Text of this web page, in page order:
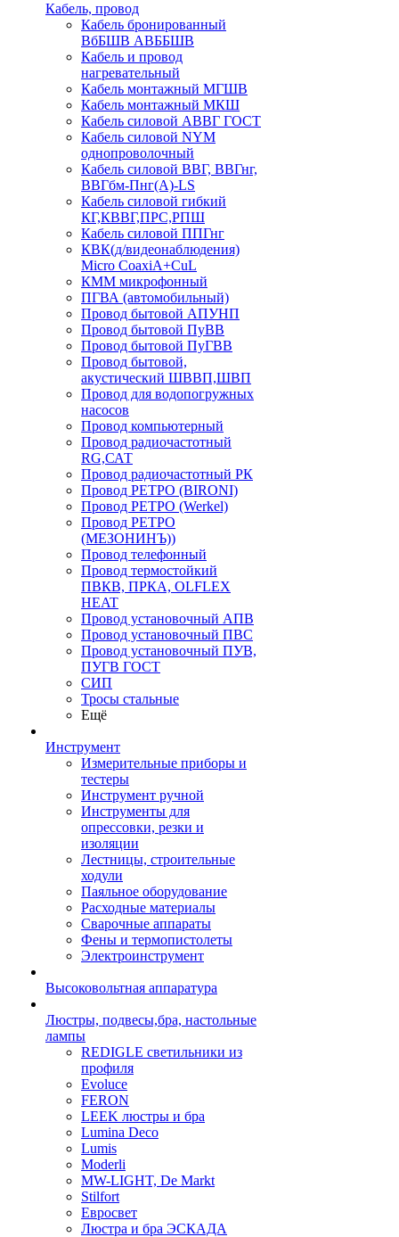
Кабель, провод
Кабель бронированный
ВбБШВ АВББШВ
Кабель и провод
нагревательный
Кабель монтажный МГШВ
Кабель монтажный МКШ
Кабель силовой АВВГ ГОСТ
Кабель силовой NYM
однопроволочный
Кабель силовой ВВГ, ВВГнг,
ВВГбм-Пнг(А)-LS
Кабель силовой гибкий
КГ,КВВГ,ПРС,РПШ
Кабель силовой ППГнг
КВК(д/видеонаблюдения)
Micro CoaxiA+CuL
КММ микрофонный
ПГВА (автомобильный)
Провод бытовой АПУНП
Провод бытовой ПуВВ
Провод бытовой ПуГВВ
Провод бытовой,
акустический ШВВП,ШВП
Провод для водопогружных
насосов
Провод компьютерный
Провод радиочастотный
RG,САТ
Провод радиочастотный РК
Провод РЕТРО (BIRONI)
Провод РЕТРО (Werkel)
Провод РЕТРО
(МЕЗОНИНЪ))
Провод телефонный
Провод термостойкий
ПВКВ, ПРКА, OLFLEX
HEAT
Провод установочный АПВ
Провод установочный ПВС
Провод установочный ПУВ,
ПУГВ ГОСТ
СИП
Тросы стальные
Ещё
Инструмент
Измерительные приборы и
тестеры
Инструмент ручной
Инструменты для
опрессовки, резки и
изоляции
Лестницы, строительные
ходули
Паяльное оборудование
Расходные материалы
Сварочные аппараты
Фены и термопистолеты
Электроинструмент
Высоковольтная аппаратура
Люстры, подвесы,бра, настольные
лампы
REDIGLE светильники из
профиля
Evoluce
FERON
LEEK люстры и бра
Lumina Deco
Lumis
Moderli
MW-LIGHT, De Markt
Stilfort
Евросвет
Люстра и бра ЭСКАДА